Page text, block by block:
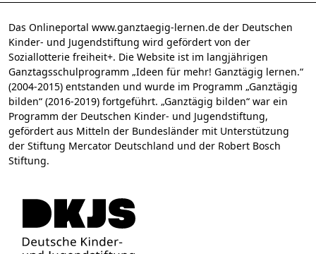
Das Onlineportal www.ganztaegig-lernen.de der Deutschen
Kinder- und Jugendstiftung wird gefördert von der
Soziallotterie freiheit+. Die Website ist im langjährigen
Ganztagsschulprogramm „Ideen für mehr! Ganztägig lernen.“
(2004-2015) entstanden und wurde im Programm „Ganztägig
bilden“ (2016-2019) fortgeführt. „Ganztägig bilden“ war ein
Programm der Deutschen Kinder- und Jugendstiftung,
gefördert aus Mitteln der Bundesländer mit Unterstützung
der Stiftung Mercator Deutschland und der Robert Bosch
Stiftung.